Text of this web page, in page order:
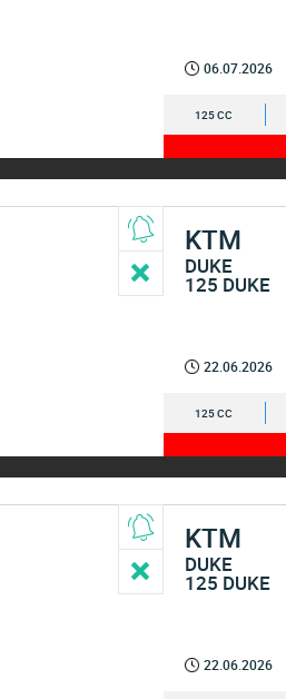
06.07.2026
125 CC
KTM
DUKE
125 DUKE
22.06.2026
125 CC
KTM
DUKE
125 DUKE
22.06.2026